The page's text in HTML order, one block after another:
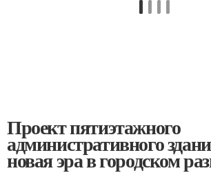
Проект пятиэтажного
административного
новая эра в городском